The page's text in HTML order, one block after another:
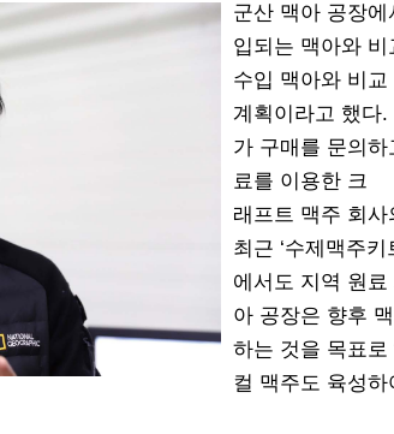
군산 맥아 공장
입되는 맥아와
수입 맥아와 비
계획이라고 했다
가 구매를 문의
료를 이용한 크
래프트 맥주 회
최근 ‘수제맥주
에서도 지역 원
아 공장은 향후
하는 것을 목표
컬 맥주도 육성